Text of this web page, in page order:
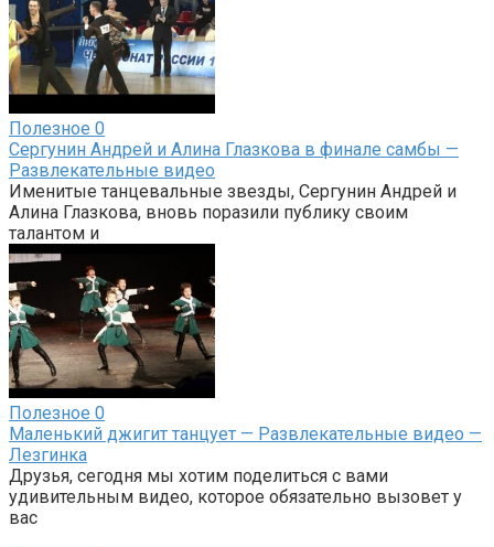
Полезное 0
Сергунин Андрей и Алина Глазкова в финале самбы —
Развлекательные видео
Именитые танцевальные звезды, Сергунин Андрей и
Алина Глазкова, вновь поразили публику своим
талантом и
Полезное 0
Маленький джигит танцует — Развлекательные видео —
Лезгинка
Друзья, сегодня мы хотим поделиться с вами
удивительным видео, которое обязательно вызовет у
вас